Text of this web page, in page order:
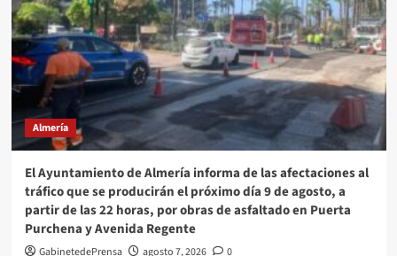
Almería
El Ayuntamiento de Almería informa de las afectaciones al
tráfico que se producirán el próximo día 9 de agosto, a
partir de las 22 horas, por obras de asfaltado en Puerta
Purchena y Avenida Regente
GabinetedePrensa agosto 7, 2026 0